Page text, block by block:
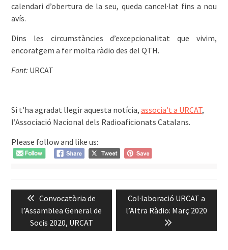
calendari d’obertura de la seu, queda cancel·lat fins a nou
avís.
Dins les circumstàncies d’excepcionalitat que vivim,
encoratgem a fer molta ràdio des del QTH.
Font: URCAT
Si t’ha agradat llegir aquesta notícia, associa’t a URCAT,
l’Associació Nacional dels Radioaficionats Catalans.
Please follow and like us:
d'entrades
Previous
post:
Convocatòria de
l’Assamblea General de
Socis 2020, URCAT
Next
post:
Col·laboració URCAT a
l’Altra Ràdio: Març 2020